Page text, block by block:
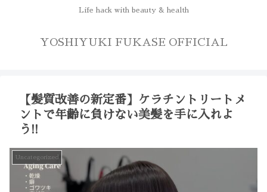
Life hack with beauty & health
YOSHIYUKI FUKASE OFFICIAL
【髪質改善の新定番】ケラチントリートメ
ントで年齢に負けない美髪を手に入れよ
う!!
Uncategorized